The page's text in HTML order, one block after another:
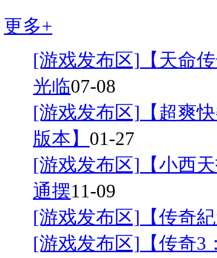
更多+
[游戏发布区] 【天命
光临07-08
[游戏发布区] 【超爽
版本】 01-27
[游戏发布区] 【小西
通摆11-09
[游戏发布区] 【传奇
[游戏发布区] 【传奇